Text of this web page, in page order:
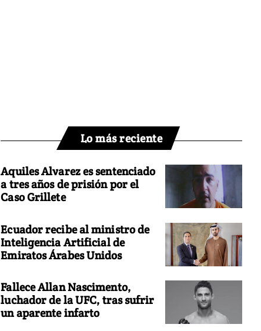
Lo más reciente
Aquiles Alvarez es sentenciado
a tres años de prisión por el
Caso Grillete
Ecuador recibe al ministro de
Inteligencia Artificial de
Emiratos Árabes Unidos
Fallece Allan Nascimento,
luchador de la UFC, tras sufrir
un aparente infarto